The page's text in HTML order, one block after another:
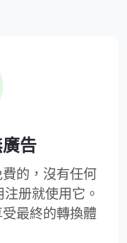
告
的，沒有任何
册就使用它。
最終的轉換體